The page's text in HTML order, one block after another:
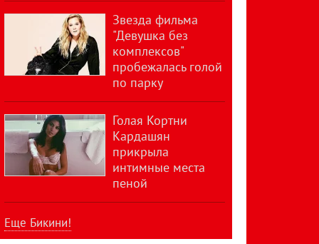
Звезда фильма
"Девушка без
комплексов"
пробежалась голой
по парку
Голая Кортни
Кардашян
прикрыла
интимные места
пеной
Еще Бикини!